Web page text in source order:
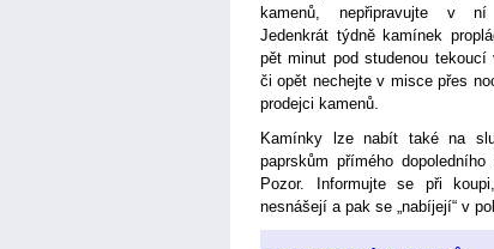
kamenů, nepřipravujte v
Jedenkrát týdně kamínek
pět minut pod studenou tekoucí
či opět nechejte v misce přes
prodejci kamenů.
Kamínky lze nabít také na
paprskům přímého
Pozor. Informujte se při
nesnášejí a pak se „nabíjejí“ v